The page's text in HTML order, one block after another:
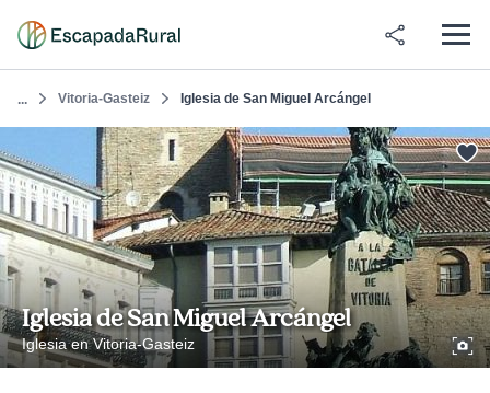
... Vitoria-Gasteiz Iglesia de San Miguel Arcángel
Iglesia de San Miguel Arcángel
Iglesia en Vitoria-Gasteiz